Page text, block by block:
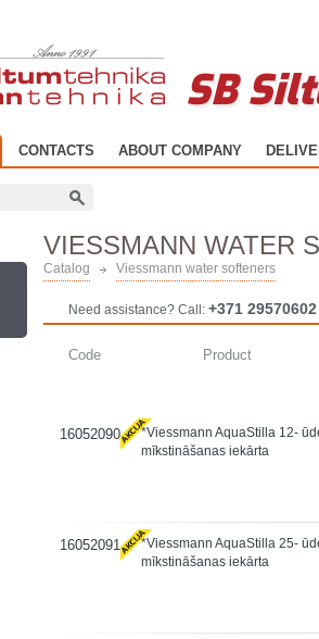
SB
CONTACTS ABOUT COMPANY
VIESSMANN WATER
Catalog Viessmann water softeners
Need assistance? Call: +371 29570602
Code Product
16052090
*Viessmann AquaStilla 12-
mīkstināšanas iekārta
16052091
*Viessmann AquaStilla 25-
mīkstināšanas iekārta